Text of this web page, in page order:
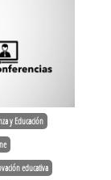
y Educación
educativa